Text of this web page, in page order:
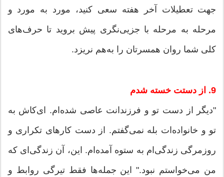
جهت تعطیلات آخر هفته سعی کنید، مورد به مورد و
مرحله به مرحله با جزیی‌نگری پیش بروید تا حرف‌های
کلی شما روان همسرتان را به‌هم نریزد.
9. از دستت خسته شدم
"دیگر از دست تو و فرزندانت عاصی شده‌ام. ‌ای‌کاش به
تو و خانواده‌ات بله نمی‌گفتم. از دست کارهای تکراری و
روزمرگی زندگی‌ام به ستوه آمده‌ام. این، آن زندگی‌ای که
من می‌خواستم نبود." این جمله‌ها فقط تیرگی روابط و